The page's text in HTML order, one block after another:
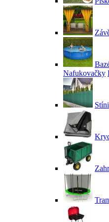
Nafukovačky